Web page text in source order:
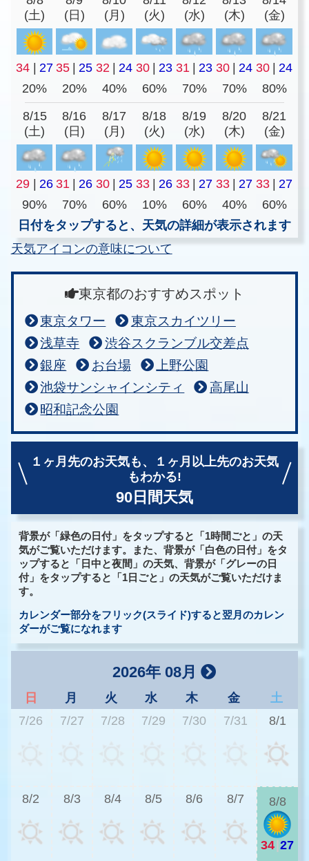
(土)
(日)
(月)
(火)
(水)
(木)
(金)
34 | 27 35 | 25 32 | 24 30 | 23 31 | 23 30 | 24 30 | 24
20%
20% 40% 60% 70% 70% 80%
8/15
(土)
8/16
(日)
8/17
(月)
8/18
(火)
8/19
(水)
8/20
(木)
8/21
(金)
29 26 31 26 30 25 33 26 33 27 33 27 33
27
90%
70% 60% 10% 60% 40%
60%
日付をタップすると、天気の詳細が表示されます
天気アイコンの意味について
東京都のおすすめスポット
東京タワー
東京スカイツリー
浅草寺
渋谷スクランブル交差点
銀座
お台場
上野公園
池袋サンシャインシティ
高尾山
昭和記念公園
１ヶ月先のお天気も、
１ヶ月以上先のお天気
もわかる!
90日間天気
背景が「緑色の日付」をタップすると「1時間ごと」の天
気がご覧いただけます。また、背景が「白色の日付」をタ
ップすると「日中と夜間」の天気、背景が「グレーの日
付」をタップすると「1日ごと」の天気がご覧いただけま
す。
カレンダー部分をフリック(スライド)すると翌月のカレン
ダーがご覧になれます
2026年 08月
日 月 火 水 木 金
土
7/26
7/27 7/28 7/29 7/30 7/31 8/1
8/2 8/3 8/4 8/5 8/6 8/7 8/8
34 27